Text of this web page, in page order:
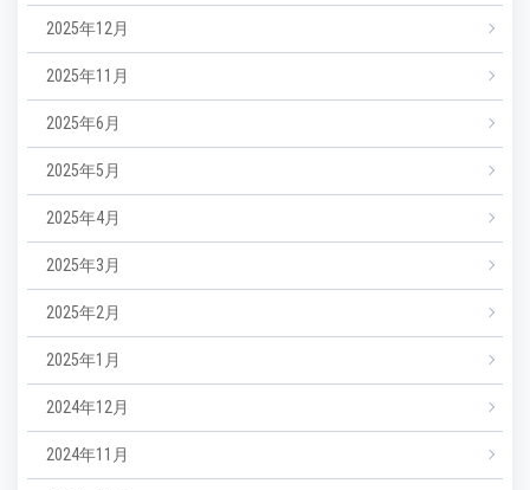
2025年12月
2025年11月
2025年6月
2025年5月
2025年4月
2025年3月
2025年2月
2025年1月
2024年12月
2024年11月